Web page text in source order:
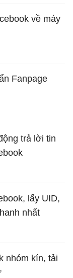
về máy
Fanpage
trả lời tin
lấy UID,
nhất
nhóm kín, tải